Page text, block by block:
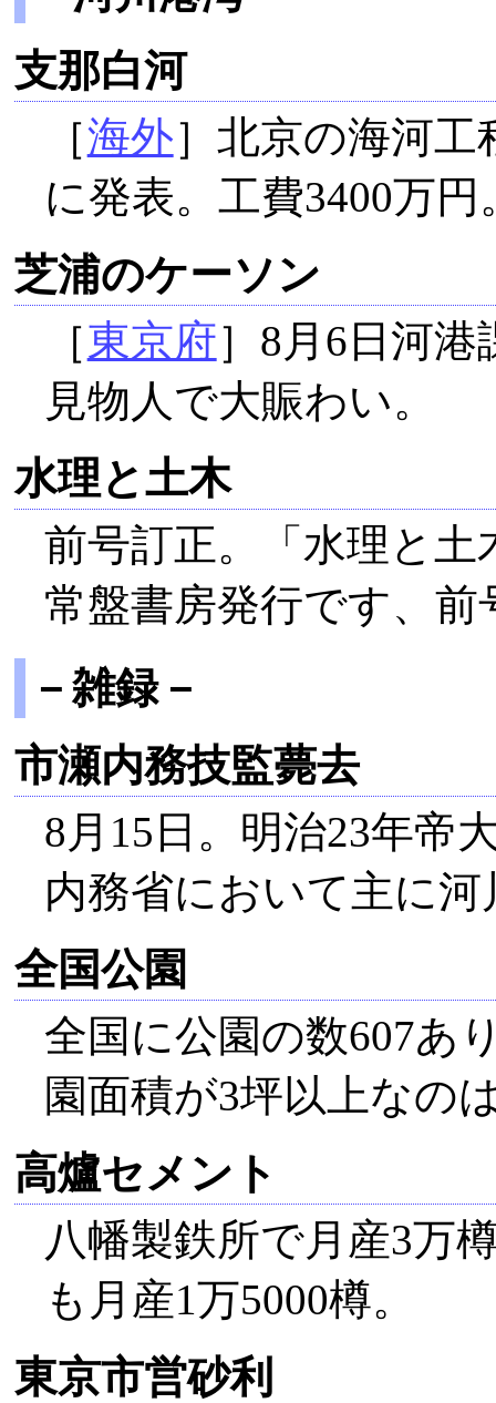
支那白河
［海外］北京の海河
に発表。工費3400万円
芝浦のケーソン
［東京府］8月6日河
見物人で大賑わい。
水理と土木
前号訂正。「水理と
常盤書房発行です、
－雑録－
市瀬内務技監薨去
8月15日。明治23年帝
内務省において主に
全国公園
全国に公園の数607あ
園面積が3坪以上なの
高爐セメント
八幡製鉄所で月産3万
も月産1万5000樽。
東京市営砂利